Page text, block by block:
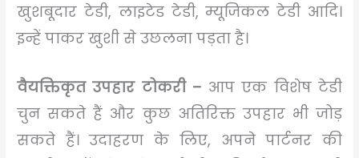
खुशबूदार टेडी, लाइटेड टेडी, म्यूजिकल टेडी आदि।
इन्हें पाकर खुशी से उछलना पड़ता है।
वैयक्तिकृत उपहार टोकरी – आप एक विशेष टेडी
चुन सकते हैं और कुछ अतिरिक्त उपहार भी जोड़
सकते हैं। उदाहरण के लिए, अपने पार्टनर की